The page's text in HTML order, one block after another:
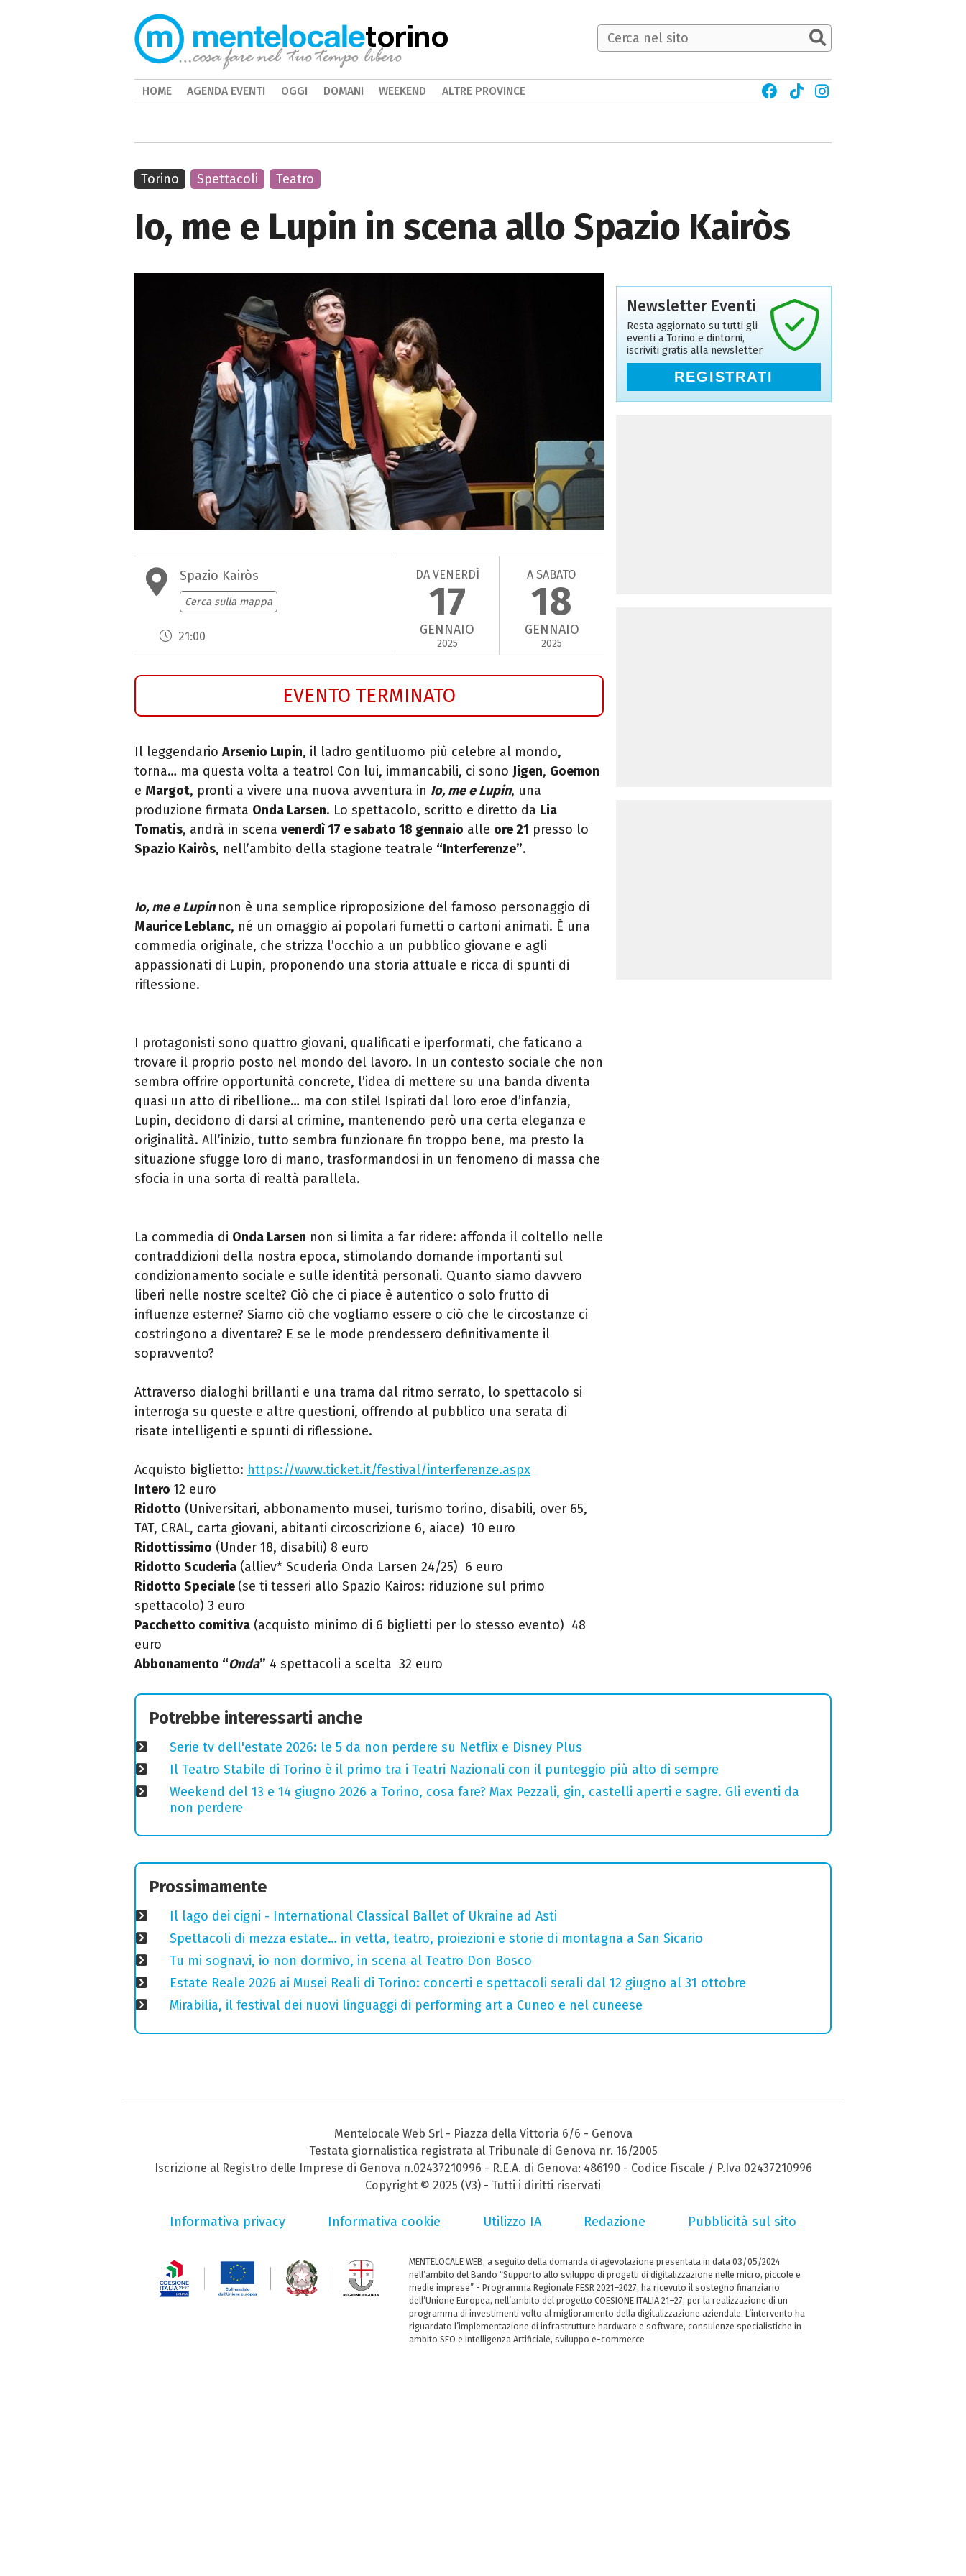
Io, me e Lupin in scena allo Spazio Kairòs
Spazio Kairòs
Cerca sulla mappa
21:00
DA VENERDÌ
17
GENNAIO
2025
A SABATO
18
GENNAIO
2025
EVENTO TERMINATO
Il leggendario Arsenio Lupin, il ladro gentiluomo più celebre al mondo,
torna… ma questa volta a teatro! Con lui, immancabili, ci sono Jigen, Goemon
e Margot, pronti a vivere una nuova avventura in Io, me e Lupin, una
produzione firmata Onda Larsen. Lo spettacolo, scritto e diretto da Lia
Tomatis, andrà in scena venerdì 17 e sabato 18 gennaio alle ore 21 presso lo
Spazio Kairòs, nell’ambito della stagione teatrale “Interferenze”.
Io, me e Lupinnon è una semplice riproposizione del famoso personaggio di
Maurice Leblanc, né un omaggio ai popolari fumetti o cartoni animati. È una
commedia originale, che strizza l’occhio a un pubblico giovane e agli
appassionati di Lupin, proponendo una storia attuale e ricca di spunti di
riflessione.
I protagonisti sono quattro giovani, qualificati e iperformati, che faticano a
trovare il proprio posto nel mondo del lavoro. In un contesto sociale che non
sembra offrire opportunità concrete, l’idea di mettere su una banda diventa
quasi un atto di ribellione… ma con stile! Ispirati dal loro eroe d’infanzia,
Lupin, decidono di darsi al crimine, mantenendo però una certa eleganza e
originalità. All’inizio, tutto sembra funzionare fin troppo bene, ma presto la
situazione sfugge loro di mano, trasformandosi in un fenomeno di massa che
sfocia in una sorta di realtà parallela.
La commedia di Onda Larsen non si limita a far ridere: affonda il coltello nelle
contraddizioni della nostra epoca, stimolando domande importanti sul
condizionamento sociale e sulle identità personali. Quanto siamo davvero
liberi nelle nostre scelte? Ciò che ci piace è autentico o solo frutto di
influenze esterne? Siamo ciò che vogliamo essere o ciò che le circostanze ci
costringono a diventare? E se le mode prendessero definitivamente il
sopravvento?
Attraverso dialoghi brillanti e una trama dal ritmo serrato, lo spettacolo si
interroga su queste e altre questioni, offrendo al pubblico una serata di
risate intelligenti e spunti di riflessione.
Acquisto biglietto: https://www.ticket.it/festival/interferenze.aspx
Intero 12 euro
Ridotto (Universitari, abbonamento musei, turismo torino, disabili, over 65,
TAT, CRAL, carta giovani, abitanti circoscrizione 6, aiace) 10 euro
Ridottissimo (Under 18, disabili) 8 euro
Ridotto Scuderia (alliev* Scuderia Onda Larsen 24/25) 6 euro
Ridotto Speciale (se ti tesseri allo Spazio Kairos: riduzione sul primo
spettacolo) 3 euro
Pacchetto comitiva (acquisto minimo di 6 biglietti per lo stesso evento) 48
euro
Abbonamento “Onda” 4 spettacoli a scelta 32 euro
Torino Spettacoli Teatro
Newsletter Eventi
Resta aggiornato su tutti gli
eventi a Torino e dintorni,
iscriviti gratis alla newsletter
REGISTRATI
Potrebbe interessarti anche
Serie tv dell'estate 2026: le 5 da non perdere su Netflix e Disney Plus
Il Teatro Stabile di Torino è il primo tra i Teatri Nazionali con il punteggio più alto di sempre
Weekend del 13 e 14 giugno 2026 a Torino, cosa fare? Max Pezzali, gin, castelli aperti e sagre. Gli eventi da
non perdere
Prossimamente
Il lago dei cigni - International Classical Ballet of Ukraine ad Asti
Spettacoli di mezza estate… in vetta, teatro, proiezioni e storie di montagna a San Sicario
Tu mi sognavi, io non dormivo, in scena al Teatro Don Bosco
Estate Reale 2026 ai Musei Reali di Torino: concerti e spettacoli serali dal 12 giugno al 31 ottobre
Mirabilia, il festival dei nuovi linguaggi di performing art a Cuneo e nel cuneese
torino
HOME AGENDA EVENTI OGGI DOMANI WEEKEND ALTRE PROVINCE
Mentelocale Web Srl - Piazza della Vittoria 6/6 - Genova
Testata giornalistica registrata al Tribunale di Genova nr. 16/2005
Iscrizione al Registro delle Imprese di Genova n.02437210996 - R.E.A. di Genova: 486190 - Codice Fiscale / P.Iva 02437210996
Copyright © 2025 (V3) - Tutti i diritti riservati
Informativa privacy Informativa cookie Utilizzo IA Redazione Pubblicità sul sito
MENTELOCALE WEB, a seguito della domanda di agevolazione presentata in data 03/05/2024
nell’ambito del Bando “Supporto allo sviluppo di progetti di digitalizzazione nelle micro, piccole e
medie imprese” - Programma Regionale FESR 2021–2027, ha ricevuto il sostegno finanziario
dell’Unione Europea, nell’ambito del progetto COESIONE ITALIA 21–27, per la realizzazione di un
programma di investimenti volto al miglioramento della digitalizzazione aziendale. L’intervento ha
riguardato l’implementazione di infrastrutture hardware e software, consulenze specialistiche in
ambito SEO e Intelligenza Artificiale, sviluppo e-commerce